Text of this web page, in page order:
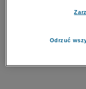
zapobiegania oszustwom i
przetwarzaniu danych
Odrzuć